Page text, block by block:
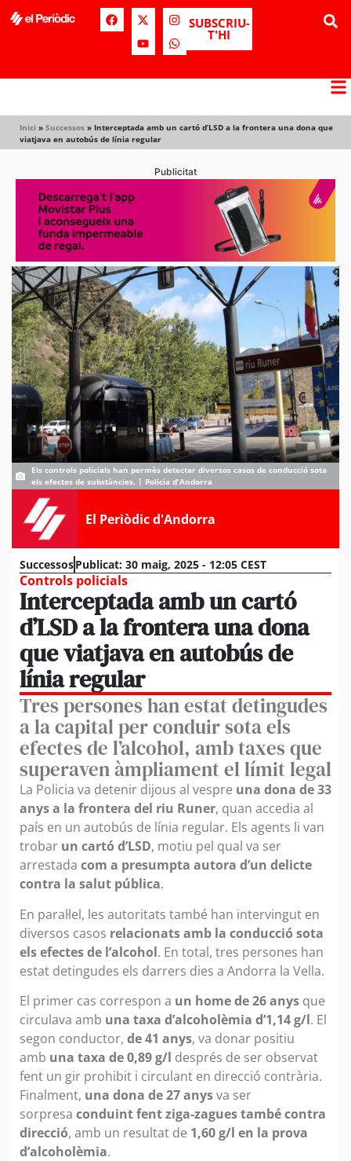
SUBSCRIU-
T'HI
Inici » Successos » Interceptada amb un cartó d’LSD a la frontera una dona que
viatjava en autobús de línia regular
Publicitat
Els controls policials han permès detectar diversos casos de conducció sota
els efectes de substàncies. | Policia d'Andorra
El Periòdic d'Andorra
SuccessosPublicat: 30 maig, 2025 - 12:05 CEST
Controls policials
Interceptada amb un cartó
d’LSD a la frontera una dona
que viatjava en autobús de
línia regular
Tres persones han estat detingudes
a la capital per conduir sota els
efectes de l’alcohol, amb taxes que
superaven àmpliament el límit legal
La Policia va detenir dijous al vespre una dona de 33
anys a la frontera del riu Runer, quan accedia al
país en un autobús de línia regular. Els agents li van
trobar un cartó d’LSD, motiu pel qual va ser
arrestada com a presumpta autora d’un delicte
contra la salut pública.
En paral·lel, les autoritats també han intervingut en
diversos casos relacionats amb la conducció sota
els efectes de l’alcohol. En total, tres persones han
estat detingudes els darrers dies a Andorra la Vella.
El primer cas correspon a un home de 26 anys que
circulava amb una taxa d’alcoholèmia d’1,14 g/l. El
segon conductor, de 41 anys, va donar positiu
amb una taxa de 0,89 g/l després de ser observat
fent un gir prohibit i circulant en direcció contrària.
Finalment, una dona de 27 anysva ser
sorpresa conduint fent ziga-zagues també contra
direcció, amb un resultat de 1,60 g/l en la prova
d’alcoholèmia.